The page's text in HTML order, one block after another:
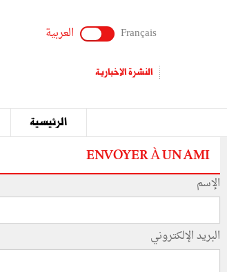
Français العربية
النشرة الإخبارية
الرئيسية
ENVOYER À UN AMI
الإسم
البريد الإلكتروني